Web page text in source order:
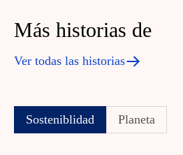
Más historias de
Ver todas las historias
Sosteniblidad Planeta